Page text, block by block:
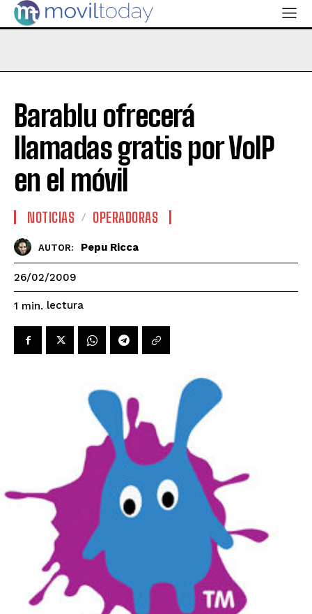
Barablu ofrecerá
llamadas gratis por VoIP
en el móvil
NOTICIAS OPERADORAS
AUTOR: Pepu Ricca
26/02/2009
1 min. lectura